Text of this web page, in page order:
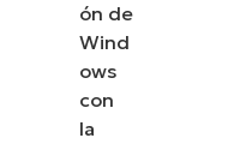
ón de
Wind
ows
con
la